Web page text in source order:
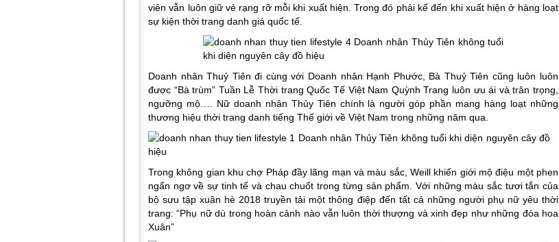
viên vẫn luôn giữ vẻ rạng rỡ mỗi khi xuất hiện. Trong đó phải kể đến khi xuất hiện ở hàng loạt
sự kiện thời trang danh giá quốc tế.
Doanh nhân Thuỷ Tiên đi cùng với Doanh nhân Hạnh Phước, Bà Thuỷ Tiên cũng luôn luôn
được “Bà trùm” Tuần Lễ Thời trang Quốc Tế Việt Nam Quỳnh Trang luôn ưu ái và trân trọng,
ngưỡng mộ…. Nữ doanh nhân Thủy Tiên chính là người góp phần mang hàng loạt những
thương hiệu thời trang danh tiếng Thế giới về Việt Nam trong những năm qua.
Trong không gian khu chợ Pháp đầy lãng mạn và màu sắc, Weill khiến giới mộ điệu một phen
ngẩn ngơ về sự tinh tế và chau chuốt trong từng sản phẩm. Với những màu sắc tươi tắn của
bộ sưu tập xuân hè 2018 truyền tải một thông điệp đến tất cả những người phụ nữ yêu thời
trang: “Phụ nữ dù trong hoàn cảnh nào vẫn luôn thời thượng và xinh đẹp như những đóa hoa
Xuân”